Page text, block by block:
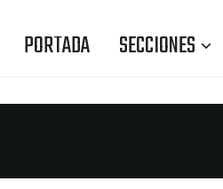
PORTADA SECCIONES